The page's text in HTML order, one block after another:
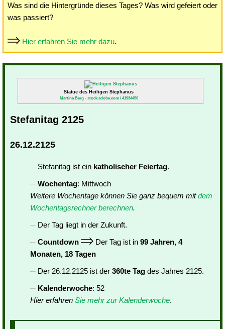
Was sind die Hintergründe dieses Tages? Was wird gefeiert oder
was passiert?
Hier erfahren Sie mehr dazu.
Statue des Heiligen Stephanus
Martina Berg - stock.adobe.com / 41934450
Stefanitag 2125
26.12.2125
Stefanitag ist ein katholischer Feiertag.
Wochentag: Mittwoch
Weitere Wochentage können Sie ganz bequem mitdem
Wochentagsrechner berechnen.
Der Tag liegt in der Zukunft.
Countdown
Der Tag ist in 99 Jahren, 4
Monaten, 18 Tagen
Der 26.12.2125 ist der 360te Tag des Jahres 2125.
Kalenderwoche: 52
Hier erfahren Sie mehr zur Kalenderwoche.